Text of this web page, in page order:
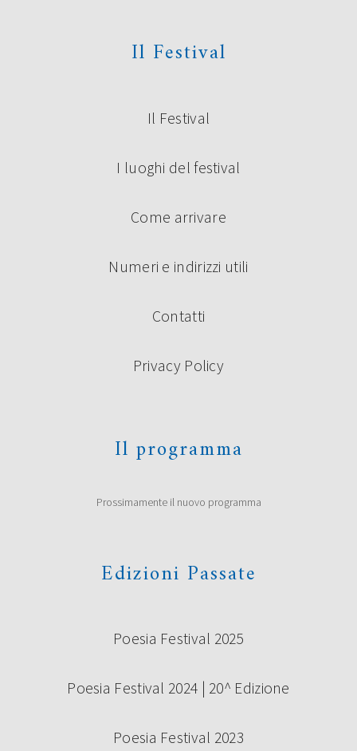
Il Festival
Il Festival
I luoghi del festival
Come arrivare
Numeri e indirizzi utili
Contatti
Privacy Policy
Il programma
Prossimamente il nuovo programma
Edizioni Passate
Poesia Festival 2025
Poesia Festival 2024 | 20^ Edizione
Poesia Festival 2023